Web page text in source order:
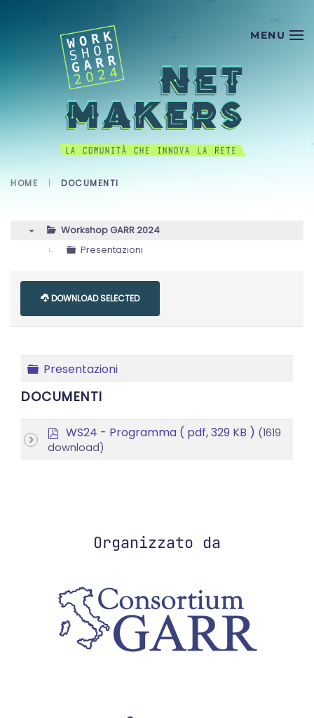
Skip to main content
HOME DOCUMENTI
Workshop GARR 2024
Presentazioni
DOWNLOAD SELECTED
Cartella
Presentazioni
DOCUMENTI
p
d
WS24 - Programma ( pdf, 329 KB ) (1619
download)
Organizzato da